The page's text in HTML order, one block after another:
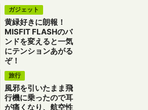
ガジェット
黄緑好きに朗報！
MISFIT FLASHのバ
ンドを変えると一気
にテンションあがる
ぞ！
旅行
風邪を引いたまま飛
行機に乗ったので耳
が痛くなり、航空性